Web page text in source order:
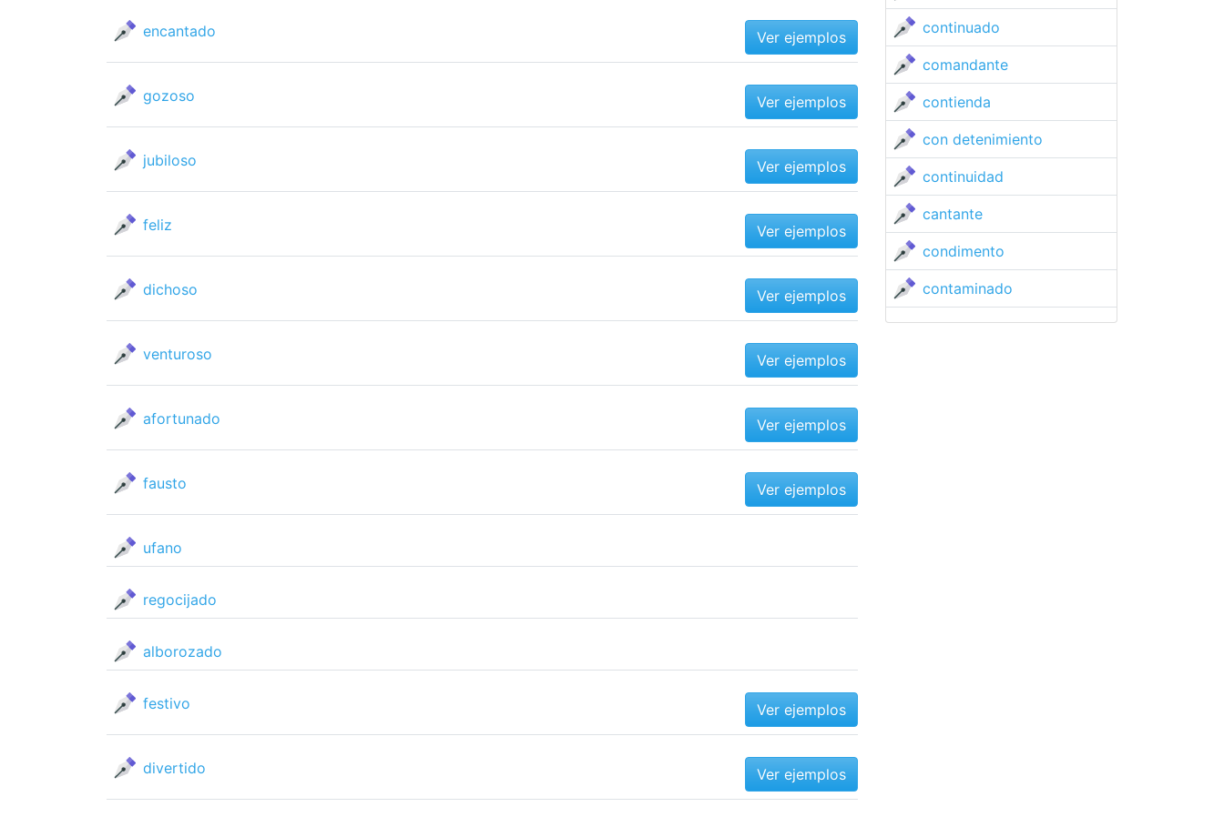
encantado Ver ejemplos
gozoso Ver ejemplos
jubiloso Ver ejemplos
feliz Ver ejemplos
dichoso Ver ejemplos
venturoso Ver ejemplos
afortunado Ver ejemplos
fausto Ver ejemplos
ufano
regocijado
alborozado
festivo Ver ejemplos
divertido Ver ejemplos
continuado
comandante
contienda
con detenimiento
continuidad
cantante
condimento
contaminado